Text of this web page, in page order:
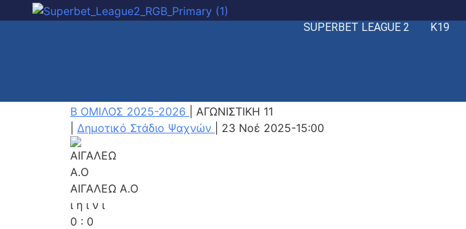
SUPERBET LEAGUE 2 Κ19
Β ΟΜΙΛΟΣ 2025-2026
ΑΓΩΝΙΣΤΙΚΗ 11
Δημοτικό Στάδιο Ψαχνών 23 Νοέ 2025-15:00
ΑΙΓΑΛΕΩ A.O
ι η ι ν ι
0 : 0